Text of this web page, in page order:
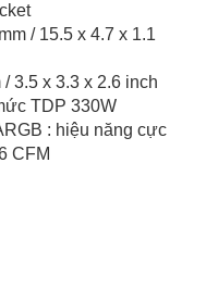
/ 15.5 x 4.7 x 1.1
3.5 x 3.3 x 2.6 inch
TDP 330W
: hiệu năng cực
CFM